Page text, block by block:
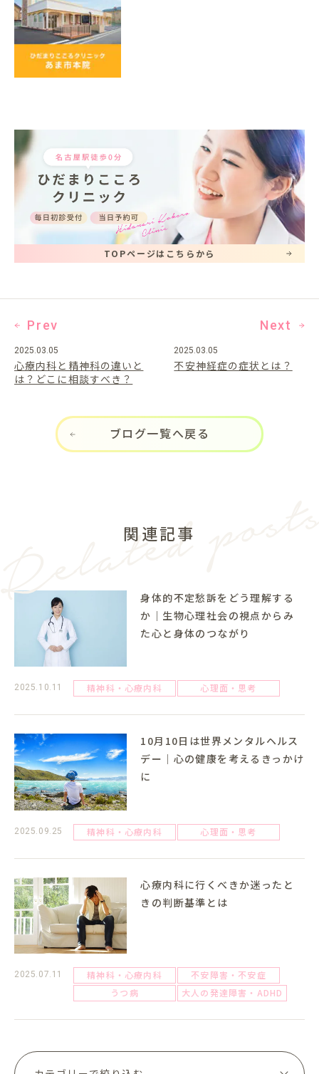
TOPページはこちらから
Prev
2025.03.05
心療内科と精神科の違いと
は？どこに相談すべき？
Next
2025.03.05
不安神経症の症状とは？
ブログ一覧へ戻る
関連記事
身体的不定愁訴をどう理解する
か｜生物心理社会の視点からみ
た心と身体のつながり
2025.10.11 精神科・心療内科 心理面・思考
10月10日は世界メンタルヘルス
デー｜心の健康を考えるきっかけ
に
2025.09.25 精神科・心療内科 心理面・思考
心療内科に行くべきか迷ったと
きの判断基準とは
2025.07.11 精神科・心療内科
不安障害・不安症
うつ病
大人の発達障害・ADHD